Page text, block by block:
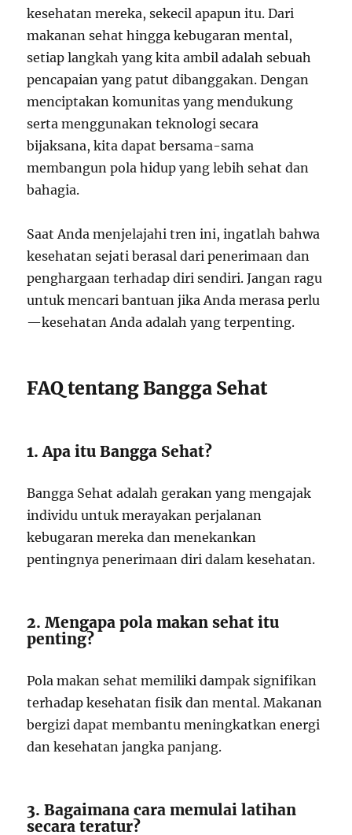
kesehatan mereka, sekecil apapun itu. Dari
makanan sehat hingga kebugaran mental,
setiap langkah yang kita ambil adalah sebuah
pencapaian yang patut dibanggakan. Dengan
menciptakan komunitas yang mendukung
serta menggunakan teknologi secara
bijaksana, kita dapat bersama-sama
membangun pola hidup yang lebih sehat dan
bahagia.
Saat Anda menjelajahi tren ini, ingatlah bahwa
kesehatan sejati berasal dari penerimaan dan
penghargaan terhadap diri sendiri. Jangan ragu
untuk mencari bantuan jika Anda merasa perlu
—kesehatan Anda adalah yang terpenting.
FAQ tentang Bangga Sehat
1. Apa itu Bangga Sehat?
Bangga Sehat adalah gerakan yang mengajak
individu untuk merayakan perjalanan
kebugaran mereka dan menekankan
pentingnya penerimaan diri dalam kesehatan.
2. Mengapa pola makan sehat itu
penting?
Pola makan sehat memiliki dampak signifikan
terhadap kesehatan fisik dan mental. Makanan
bergizi dapat membantu meningkatkan energi
dan kesehatan jangka panjang.
3. Bagaimana cara memulai latihan
secara teratur?